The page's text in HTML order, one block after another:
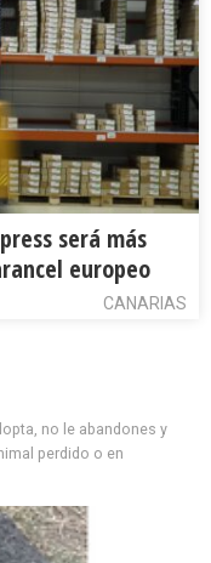
será más
europeo
CANARIAS
no le abandones y
perdido o en
con Leales.org o en todas las